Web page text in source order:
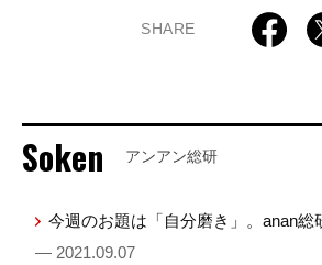
SHARE
Soken アンアン総研
今週のお題は「自分磨き」。anan総
— 2021.09.07